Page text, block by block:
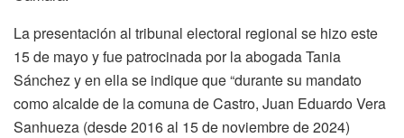
La presentación al tribunal electoral regional se hizo este
15 de mayo y fue patrocinada por la abogada Tania
Sánchez y en ella se indique que “durante su mandato
como alcalde de la comuna de Castro, Juan Eduardo Vera
Sanhueza (desde 2016 al 15 de noviembre de 2024)